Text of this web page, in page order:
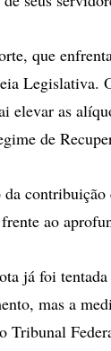
que
Legislativa.
elevar as
de
contribuição
ao
já foi
mas a
Tribunal